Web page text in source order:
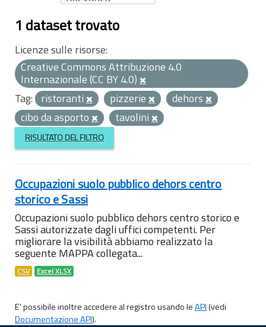
1 dataset trovato
Licenze sulle risorse:
Creative Commons Attribuzione 4.0
Internazionale (CC BY 4.0)
Tag: ristoranti pizzerie
dehors
cibo da asporto
tavolini
RISULTATO DEL FILTRO
Occupazioni suolo pubblico dehors centro
storico e Sassi
Occupazioni suolo pubblico dehors centro storico e
Sassi autorizzate dagli uffici competenti. Per
migliorare la visibilità abbiamo realizzato la
seguente MAPPA collegata...
CSV Excel XLSX
E' possibile inoltre accedere al registro usando leAPI(vedi
Documentazione API).